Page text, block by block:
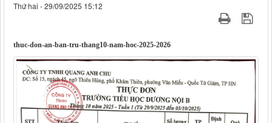
Thứ hai - 29/09/2025 15:12
thuc-don-an-ban-tru-thang10-nam-hoc-2025-2026